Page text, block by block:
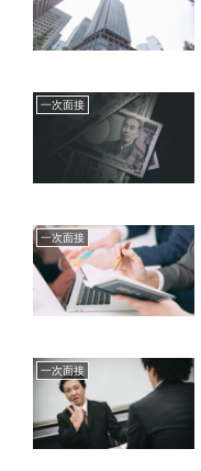
一次面接
一次面接
一次面接